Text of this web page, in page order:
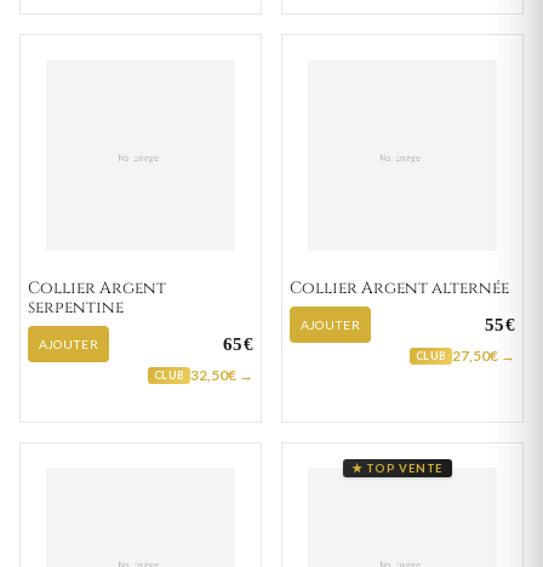
Collier Argent
serpentine
AJOUTER 65€
CLUB 32,50€ →
Collier Argent alternée
AJOUTER 55€
CLUB 27,50€ →
★ TOP VENTE